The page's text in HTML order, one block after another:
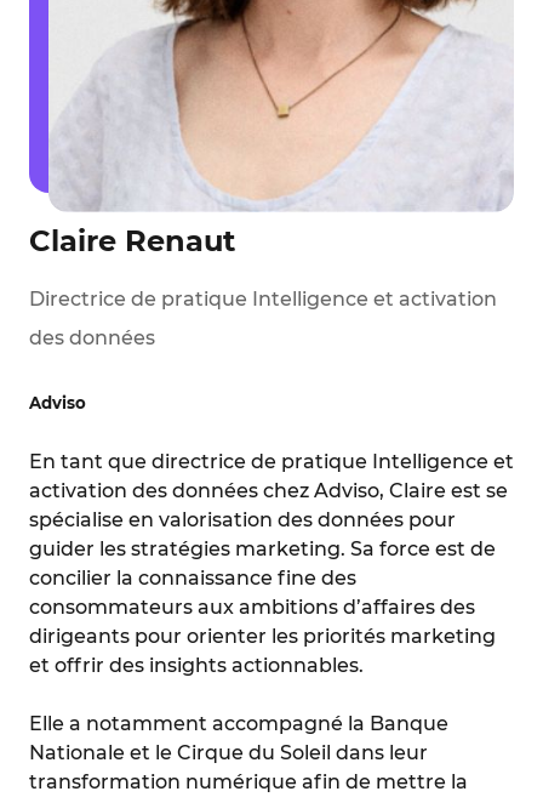
Claire Renaut
Directrice de pratique Intelligence et activation
des données
Adviso
En tant que directrice de pratique Intelligence et
activation des données chez Adviso, Claire est se
spécialise en valorisation des données pour
guider les stratégies marketing. Sa force est de
concilier la connaissance fine des
consommateurs aux ambitions d’affaires des
dirigeants pour orienter les priorités marketing
et offrir des insights actionnables.
Elle a notamment accompagné la Banque
Nationale et le Cirque du Soleil dans leur
transformation numérique afin de mettre la